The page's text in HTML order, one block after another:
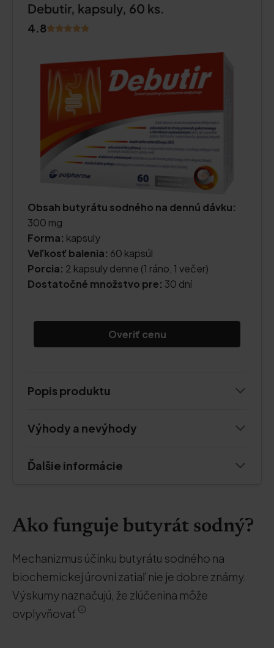
Debutir, kapsuly, 60 ks.
4.8
Obsah butyrátu sodného na dennú dávku:
300 mg
Forma: kapsuly
Veľkosť balenia: 60 kapsúl
Porcia: 2 kapsuly denne (1 ráno, 1 večer)
Dostatočné množstvo pre: 30 dní
Overiť cenu
Popis produktu
Výhody a nevýhody
Ďalšie informácie
Ako funguje butyrát sodný?
Mechanizmus účinku butyrátu sodného na
biochemickej úrovni zatiaľ nie je dobre známy.
Výskumy naznačujú, že zlúčenina môže
ovplyvňovať